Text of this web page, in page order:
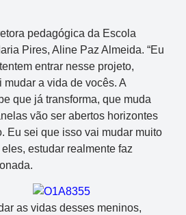
pedagógica da Escola
Pires, Aline Paz Almeida. “Eu
entrar nesse projeto,
a vida de vocês. A
que já transforma, que muda
vão ser abertos horizontes
Eu sei que isso vai mudar muito
estudar realmente faz
as vidas desses meninos,